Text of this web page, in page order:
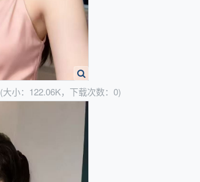
(大小：122.06K，下载次数：0)